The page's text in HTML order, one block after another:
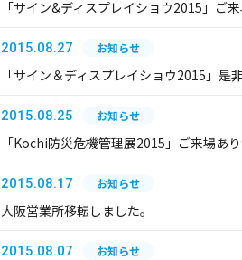
「サイン&ディスプレイショウ2015」ご
2015.08.27 お知らせ
「サイン＆ディスプレイショウ2015」是
2015.08.25 お知らせ
「Kochi防災危機管理展2015」ご来場あ
2015.08.17 お知らせ
大阪営業所移転しました。
2015.08.07 お知らせ